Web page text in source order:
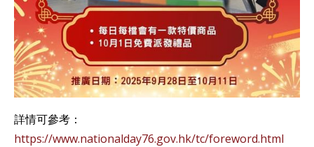
詳情可參考：
https://www.nationalday76.gov.hk/tc/foreword.html